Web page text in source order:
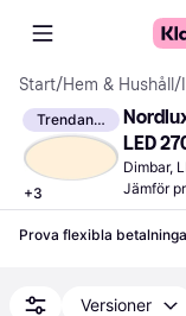
Start/Hem & Hushåll /
Trendande
+3
LED
60cm
Dimbar,
Jämför
Prova flexibla
Versioner